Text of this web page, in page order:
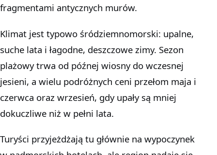
fragmentami antycznych murów.
Klimat jest typowo śródziemnomorski: upalne,
suche lata i łagodne, deszczowe zimy. Sezon
plażowy trwa od późnej wiosny do wczesnej
jesieni, a wielu podróżnych ceni przełom maja i
czerwca oraz wrzesień, gdy upały są mniej
dokuczliwe niż w pełni lata.
Turyści przyjeżdżają tu głównie na wypoczynek